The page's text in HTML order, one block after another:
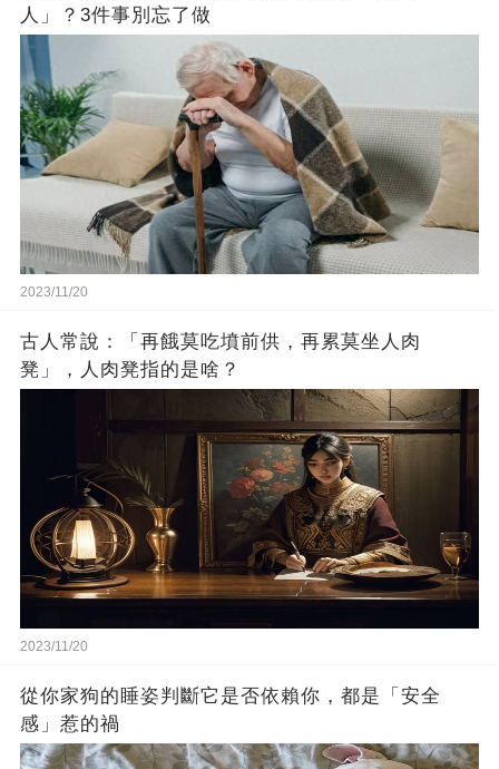
人」？3件事別忘了做
2023/11/20
古人常說：「再餓莫吃墳前供，再累莫坐人肉
凳」，人肉凳指的是啥？
2023/11/20
從你家狗的睡姿判斷它是否依賴你，都是「安全
感」惹的禍